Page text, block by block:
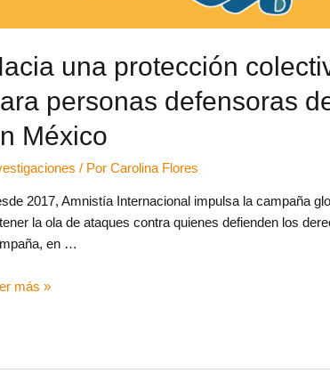
una protección
personas defensoras
México
/ PorCarolina Flores
2017, Amnistía Internacional impulsa la campaña
la ola de ataques contra quienes defienden los
en …
más »